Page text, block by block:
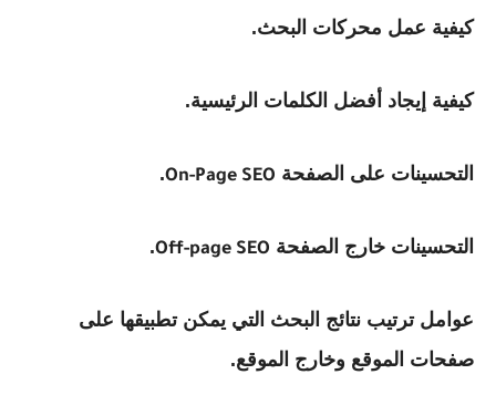
كيفية عمل محركات البحث.
كيفية إيجاد أفضل الكلمات الرئيسية.
التحسينات على الصفحة On-Page SEO
.
التحسينات خارج الصفحة Off-page SEO
.
عوامل ترتيب نتائج البحث التي يمكن تطبيقها على
صفحات الموقع وخارج الموقع.